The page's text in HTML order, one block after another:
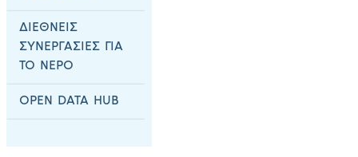
ΔΙΕΘΝΕΙΣ
ΣΥΝΕΡΓΑΣΙΕΣ ΓΙΑ
ΤΟ ΝΕΡΟ
OPEN DATA HUB